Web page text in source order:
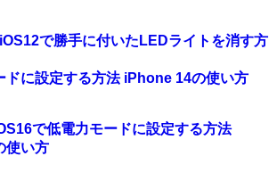
で勝手に付いたLEDライトを消す方
iPhone 14の使い方
で低電力モードに設定する方法
使い方